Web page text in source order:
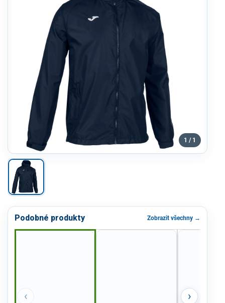
1 / 1
Podobné produkty Zobrazit všechny →
‹ ›